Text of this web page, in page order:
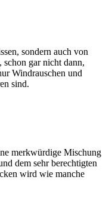
sondern auch von
gar nicht dann,
Windrauschen und
sind.
merkwürdige Mischung
dem sehr berechtigten
wird wie manche